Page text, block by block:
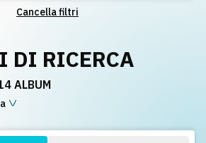
Cancella filtri
DI RICERCA
ALBUM